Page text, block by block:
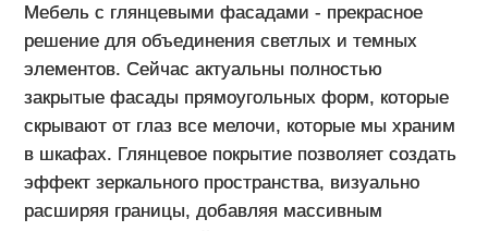
Мебель с глянцевыми фасадами - прекрасное
решение для объединения светлых и темных
элементов. Сейчас актуальны полностью
закрытые фасады прямоугольных форм, которые
скрывают от глаз все мелочи, которые мы храним
в шкафах. Глянцевое покрытие позволяет создать
эффект зеркального пространства, визуально
расширяя границы, добавляя массивным